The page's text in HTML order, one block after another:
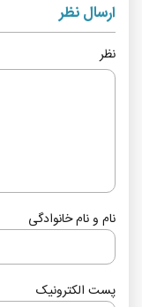
ارسال نظر
نظر
نام و نام خانوادگی
پست الکترونیک